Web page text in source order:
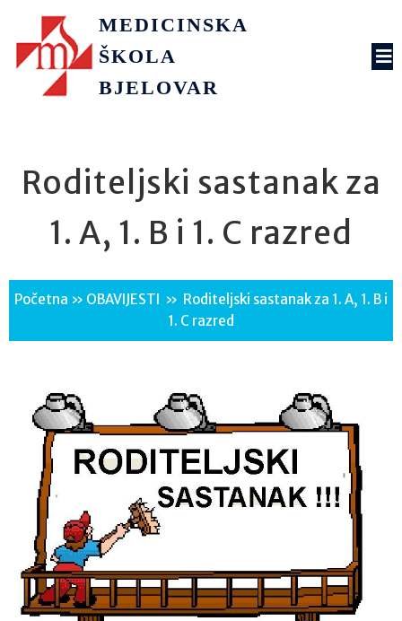
MEDICINSKA
ŠKOLA
BJELOVAR
Roditeljski sastanak za
1. A, 1. B i 1. C razred
Početna » OBAVIJESTI » Roditeljski sastanak za 1. A, 1. B i
1. C razred